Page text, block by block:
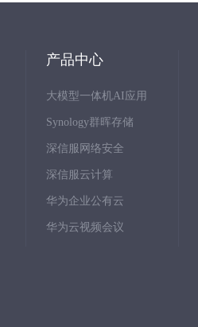
产品中心
大模型一体机AI应用
Synology群晖存储
深信服网络安全
深信服云计算
华为企业公有云
华为云视频会议